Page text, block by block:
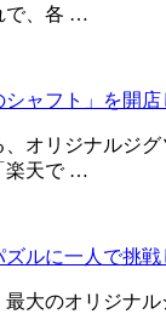
で、各 …
ャフト」を開店
オリジナルジ
楽天で …
ルに一人で挑
大のオリジナ